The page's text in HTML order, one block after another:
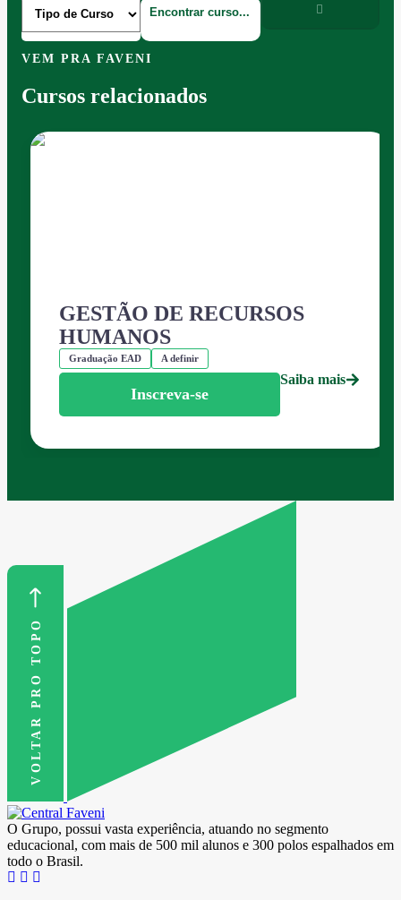
VEM PRA FAVENI
Cursos relacionados
GESTÃO DE RECURSOS
HUMANOS
Graduação EAD A definir
Inscreva-se
Saiba mais
VOLTAR PRO TOPO
O Grupo, possui vasta experiência, atuando no segmento
educacional, com mais de 500 mil alunos e 300 polos espalhados em
todo o Brasil.